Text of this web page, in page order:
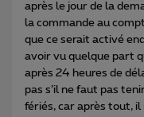
après le jour de la
la commande au
que ce serait activé
avoir vu quelque part
après 24 heures de
pas s’il ne faut pas
fériés, car après tout, il